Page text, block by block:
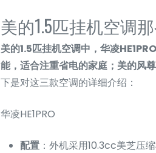
美的1.5匹挂机空调
美的1.5匹挂机空调中，华凌
能，适合注重省电的家庭；美的风
下是对这三款空调的详细介绍：
华凌HE1PRO
配置 ：外机采用10.3cc美芝压